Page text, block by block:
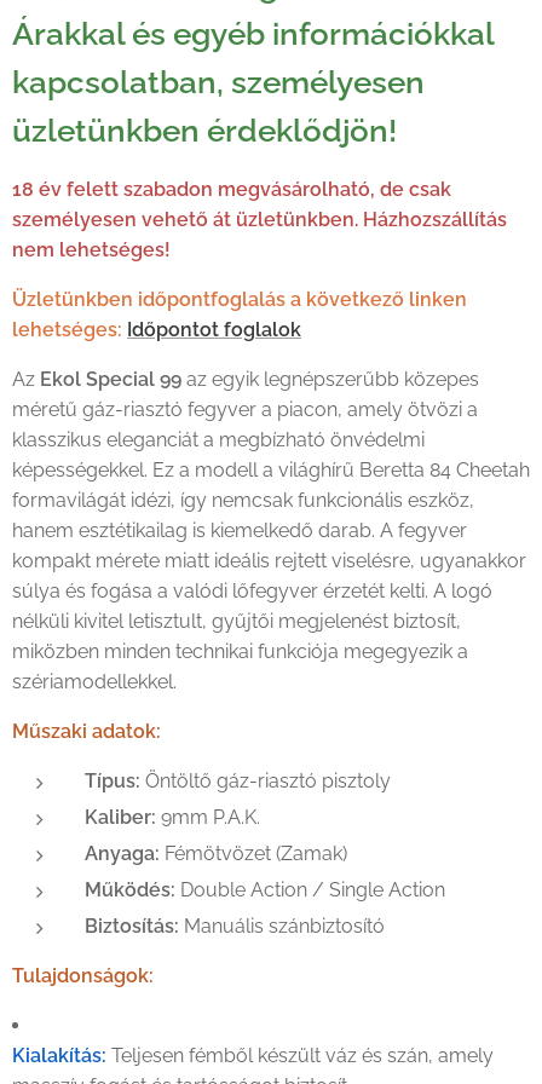
Árakkal és egyéb információkkal
kapcsolatban, személyesen
üzletünkben érdeklődjön!
18 év felett szabadon megvásárolható, de csak
személyesen vehető át üzletünkben. Házhozszállítás
nem lehetséges!
Üzletünkben időpontfoglalás a következő linken
lehetséges: Időpontot foglalok
Az Ekol Special 99 az egyik legnépszerűbb közepes
méretű gáz-riasztó fegyver a piacon, amely ötvözi a
klasszikus eleganciát a megbízható önvédelmi
képességekkel. Ez a modell a világhírű Beretta 84 Cheetah
formavilágát idézi, így nemcsak funkcionális eszköz,
hanem esztétikailag is kiemelkedő darab. A fegyver
kompakt mérete miatt ideális rejtett viselésre, ugyanakkor
súlya és fogása a valódi lőfegyver érzetét kelti. A logó
nélküli kivitel letisztult, gyűjtői megjelenést biztosít,
miközben minden technikai funkciója megegyezik a
szériamodellekkel.
Műszaki adatok:
Típus: Öntöltő gáz-riasztó pisztoly
Kaliber: 9mm P.A.K.
Anyaga: Fémötvözet (Zamak)
Működés: Double Action / Single Action
Biztosítás: Manuális szánbiztosító
Tulajdonságok:
Kialakítás: Teljesen fémből készült váz és szán, amely